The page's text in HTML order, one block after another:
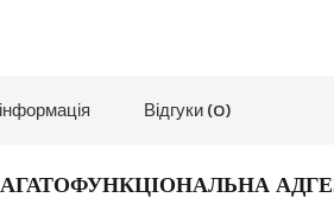
Відгуки (0)
БАГАТОФУНКЦІОНАЛЬНА